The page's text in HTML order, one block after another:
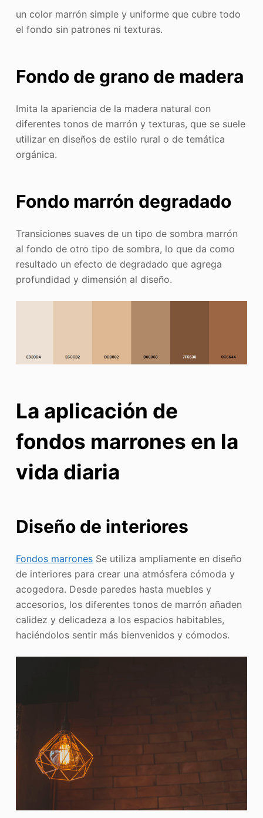
un color marrón simple y uniforme que cubre todo
el fondo sin patrones ni texturas.
Fondo de grano de madera
Imita la apariencia de la madera natural con
diferentes tonos de marrón y texturas, que se suele
utilizar en diseños de estilo rural o de temática
orgánica.
Fondo marrón degradado
Transiciones suaves de un tipo de sombra marrón
al fondo de otro tipo de sombra, lo que da como
resultado un efecto de degradado que agrega
profundidad y dimensión al diseño.
La aplicación de
fondos marrones en la
vida diaria
Diseño de interiores
Fondos marronesSe utiliza ampliamente en diseño
de interiores para crear una atmósfera cómoda y
acogedora. Desde paredes hasta muebles y
accesorios, los diferentes tonos de marrón añaden
calidez y delicadeza a los espacios habitables,
haciéndolos sentir más bienvenidos y cómodos.